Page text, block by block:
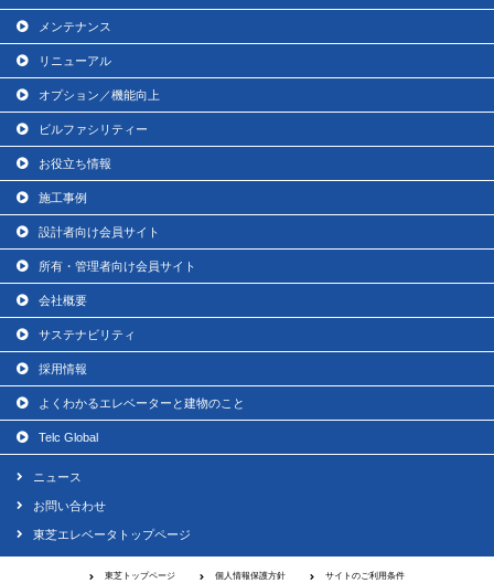
メンテナンス
リニューアル
オプション／機能向上
ビルファシリティー
お役立ち情報
施工事例
設計者向け会員サイト
所有・管理者向け会員サイト
会社概要
サステナビリティ
採用情報
よくわかるエレベーターと建物のこと
Telc Global
ニュース
お問い合わせ
東芝エレベータトップページ
東芝トップページ 個人情報保護方針 サイトのご利用条件